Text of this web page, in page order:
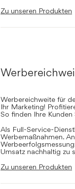
Zu unseren Produkten
Werbereichweite für
Ihr Marketing!
So finden Ihre
Als Full-Service-
Werbemaßnahmen.
Umsatz nachhaltig zu
Zu unseren Produkten